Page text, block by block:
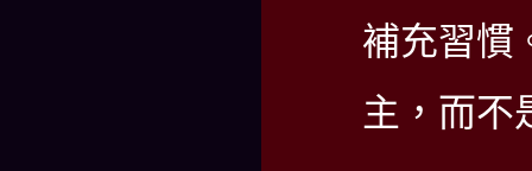
補充習慣
主，而不